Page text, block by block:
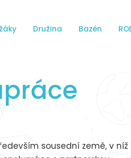
Družina Bazén
sousední země, v níž